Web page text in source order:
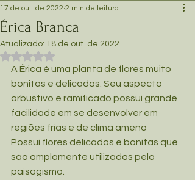
Érica Branca
17 de out. de 2022 2 min de leitura
Atualizado: 18 de out. de 2022
Avaliado com NaN de 5 estrelas.
A Érica é uma planta de flores muito
bonitas e delicadas. Seu aspecto
arbustivo e ramificado possui grande
facilidade em se desenvolver em
regiões frias e de clima ameno
Possui flores delicadas e bonitas que
são amplamente utilizadas pelo
paisagismo.